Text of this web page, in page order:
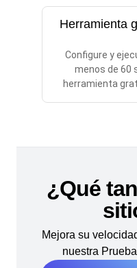
Herramienta
Configure y
menos de 60
herramienta
¿Qué
Mejora su
nuestra